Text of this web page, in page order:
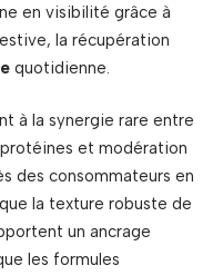
en visibilité grâce à
la récupération
quotidienne.
à la synergie rare entre
et modération
des consommateurs en
la texture robuste de
un ancrage
les formules